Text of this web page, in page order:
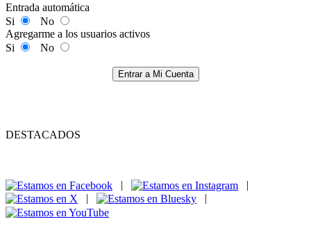
Entrada automática
Si
No
Agregarme a los usuarios activos
Si
No
Entrar a Mi Cuenta
DESTACADOS
|
|
|
|